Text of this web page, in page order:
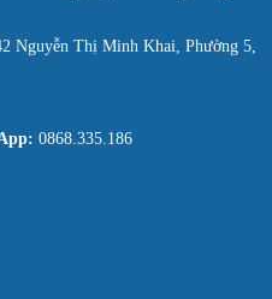
Nguyễn Thị Minh Khai, Phường 5,
0868.335.186